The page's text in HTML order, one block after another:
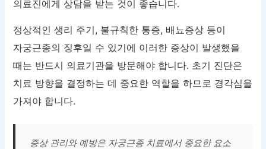
의료진에게 상담을 받는 것이 좋습니다.
정상적인 생리 주기, 불규칙한 통증, 배뇨증상 등이
자궁근종의 징후일 수 있기에 이러한 증상이 발생했을
때는 반드시 의료기관을 방문해야 합니다. 초기 진단은
치료 방향을 결정하는 데 중요한 역할을 하므로 경각심을
가져야 합니다.
증상 관리와 예방은 자궁근종 치료에서 중요한 요소